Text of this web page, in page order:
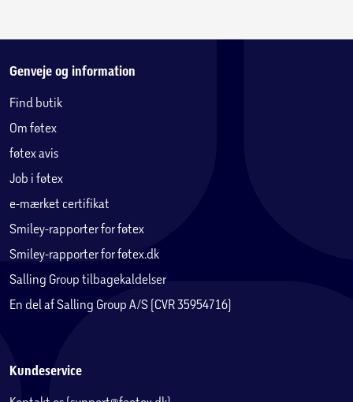
Genveje og information
Find butik
Om føtex
føtex avis
Job i føtex
e-mærket certifikat
Smiley-rapporter for føtex
Smiley-rapporter for føtex.dk
Salling Group tilbagekaldelser
En del af Salling Group A/S (CVR 35954716)
Kundeservice